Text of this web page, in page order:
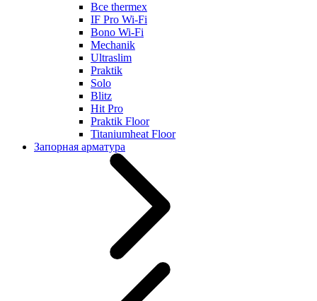
Все thermex
IF Pro Wi-Fi
Bono Wi-Fi
Mechanik
Ultraslim
Praktik
Solo
Blitz
Hit Pro
Praktik Floor
Titaniumheat Floor
Запорная арматура